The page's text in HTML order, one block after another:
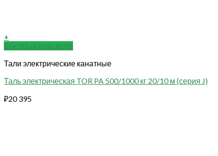
+
Быстрый просмотр
Тали электрические канатные
Таль электрическая TOR PA 500/1000 кг 20/10 м (серия J)
₽20 395